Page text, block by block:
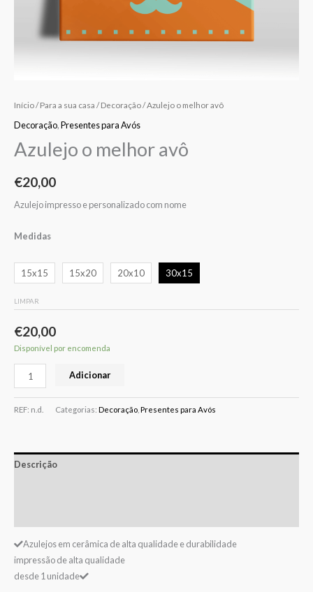
Início/Para a sua casa /Decoração/ Azulejo o melhor avô
Decoração,Presentes para Avós
Azulejo o melhor avô
€20,00
Azulejo impresso e personalizado com nome
Medidas
15x15 15x20 20x10 30x15
LIMPAR
€20,00
Disponível por encomenda
Adicionar
REF: n.d. Categorias: Decoração Presentes para Avós
Descrição
Azulejos em cerâmica de alta qualidade e durabilidade
impressão de alta qualidade
desde 1 unidade